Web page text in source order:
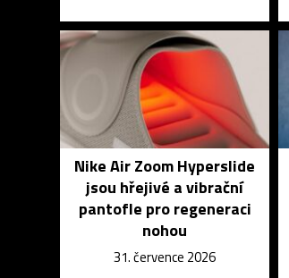
Nike Air Zoom Hyperslide
jsou hřejivé a vibrační
pantofle pro regeneraci
nohou
31. července 2026